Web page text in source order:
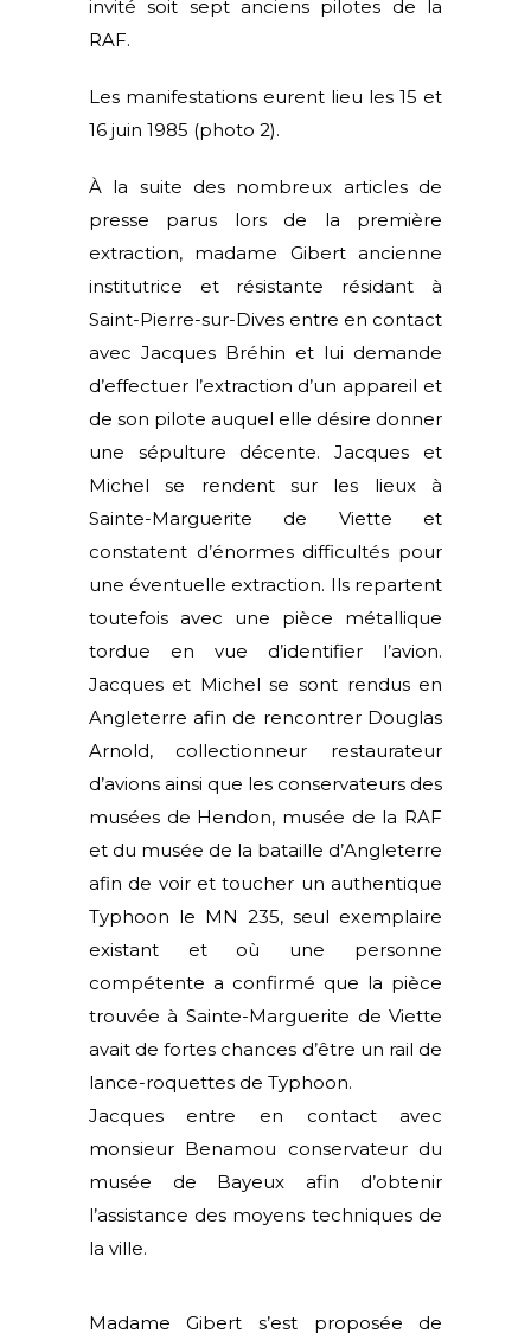
invité soit sept anciens pilotes de la
RAF.
Les manifestations eurent lieu les 15 et
16 juin 1985 (photo 2).
À la suite des nombreux articles de
presse parus lors de la première
extraction, madame Gibert ancienne
institutrice et résistante résidant à
Saint-Pierre-sur-Dives entre en contact
avec Jacques Bréhin et lui demande
d’effectuer l’extraction d’un appareil et
de son pilote auquel elle désire donner
une sépulture décente. Jacques et
Michel se rendent sur les lieux à
Sainte-Marguerite de Viette et
constatent d’énormes difficultés pour
une éventuelle extraction. Ils repartent
toutefois avec une pièce métallique
tordue en vue d’identifier l’avion.
Jacques et Michel se sont rendus en
Angleterre afin de rencontrer Douglas
Arnold, collectionneur restaurateur
d’avions ainsi que les conservateurs des
musées de Hendon, musée de la RAF
et du musée de la bataille d’Angleterre
afin de voir et toucher un authentique
Typhoon le MN 235, seul exemplaire
existant et où une personne
compétente a confirmé que la pièce
trouvée à Sainte-Marguerite de Viette
avait de fortes chances d’être un rail de
lance-roquettes de Typhoon.
Jacques entre en contact avec
monsieur Benamou conservateur du
musée de Bayeux afin d’obtenir
l’assistance des moyens techniques de
la ville.
Madame Gibert s’est proposée de